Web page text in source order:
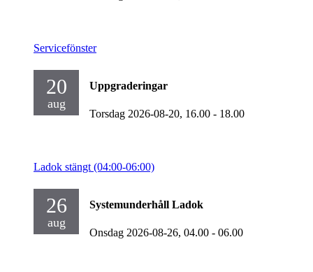
Servicefönster
20
aug
Uppgraderingar
Torsdag 2026-08-20, 16.00 - 18.00
Ladok stängt (04:00-06:00)
26
aug
Systemunderhåll Ladok
Onsdag 2026-08-26, 04.00 - 06.00